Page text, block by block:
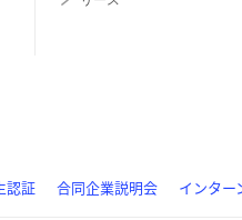
認証 合同企業説明会 インター